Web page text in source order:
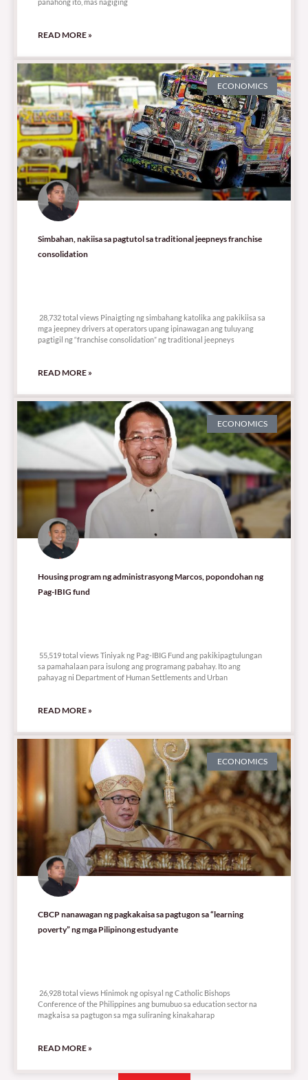
READ MORE »
ECONOMICS
Simbahan, nakiisa sa pagtutol sa traditional jeepneys franchise
consolidation
28,732 total views Pinaigting ng simbahang katolika ang pakikiisa sa
mga jeepney drivers at operators upang ipinawagan ang tuluyang
pagtigil ng “franchise consolidation” ng traditional jeepneys
READ MORE »
ECONOMICS
Housing program ng administrasyong Marcos, popondohan ng
Pag-IBIG fund
55,519 total views Tiniyak ng Pag-IBIG Fund ang pakikipagtulungan
sa pamahalaan para isulong ang programang pabahay. Ito ang
pahayag ni Department of Human Settlements and Urban
READ MORE »
ECONOMICS
CBCP nanawagan ng pagkakaisa sa pagtugon sa “learning
poverty” ng mga Pilipinong estudyante
26,928 total views Hinimok ng opisyal ng Catholic Bishops
Conference of the Philippines ang bumubuo sa education sector na
magkaisa sa pagtugon sa mga suliraning kinakaharap
READ MORE »